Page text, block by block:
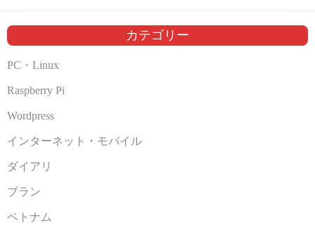
ブ
カテゴリー
PC・Linux
Raspberry Pi
Wordpress
インターネット・モバイル
ダイアリ
ブラン
ベトナム